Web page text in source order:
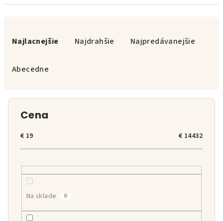
Najlacnejšie Najdrahšie Najpredávanejšie
Abecedne
Cena
€ 19 € 14432
Na sklade 0